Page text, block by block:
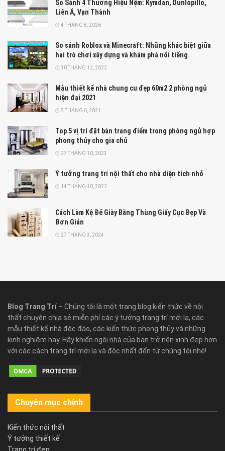
So Sánh 4 Thương Hiệu Nệm: Kymdan, Dunlopillo,
Liên Á, Vạn Thành
4 THÁNG 8, 2026
So sánh Roblox và Minecraft: Những khác biệt giữa
hai trò chơi xây dựng và khám phá nổi tiếng
30 THÁNG 12, 2022
Mẫu thiết kế nhà chung cư đẹp 60m2 2 phòng ngủ
hiện đại 2021
8 THÁNG 6, 2021
Top 5 vị trí đặt bàn trang điểm trong phòng ngủ hợp
phong thủy cho gia chủ
27 THÁNG 10, 2023
Ý tưởng trang trí nội thất cho nhà diện tích nhỏ
14 THÁNG 10, 2022
Cách Làm Kệ Để Giày Bằng Thùng Giấy Cực Đẹp Và
Đơn Giản
27 THÁNG 3, 2024
Blog Trang Trí – Chúng tôi là một trang blog kiến thức về nội
thất chuyên chia sẻ miễn phí các ý tưởng trang trí mới lạ, các
mẫu thiết kế nhà độc đáo, các kiến thức phong thủy và những
kinh nghiệm hay. Hãy khiến ngôi nhà của bạn trở nên xinh đẹp hơn
với các cách trang trí mới lạ và độc nhất đến từ chúng tôi nhé!
Chuyên mục chính
Kiến thức nội thất
Ý tưởng thiết kế